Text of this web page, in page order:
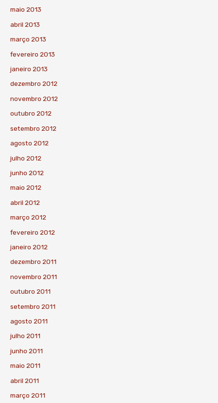
maio 2013
abril 2013
março 2013
fevereiro 2013
janeiro 2013
dezembro 2012
novembro 2012
outubro 2012
setembro 2012
agosto 2012
julho 2012
junho 2012
maio 2012
abril 2012
março 2012
fevereiro 2012
janeiro 2012
dezembro 2011
novembro 2011
outubro 2011
setembro 2011
agosto 2011
julho 2011
junho 2011
maio 2011
abril 2011
março 2011